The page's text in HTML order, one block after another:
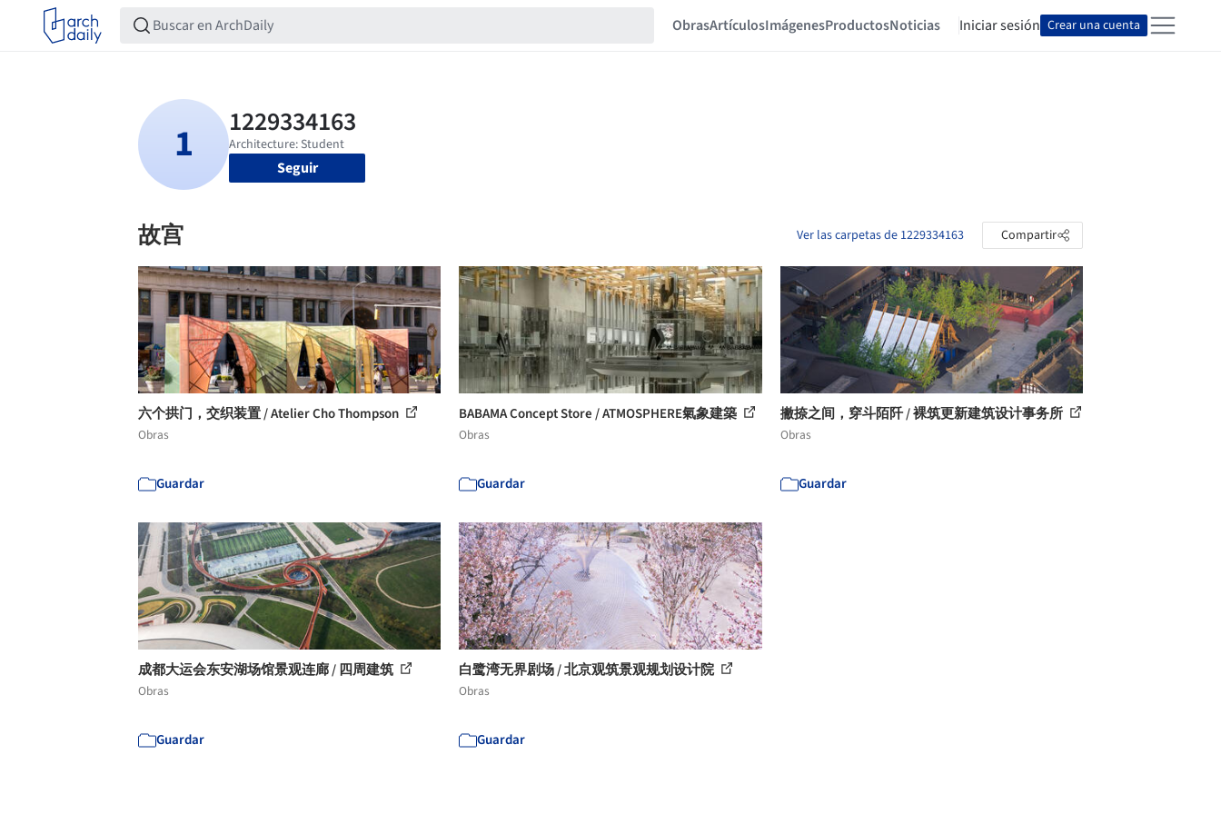
ObrasArtículosImágenesProductosNoticias Iniciar sesión Crear una cuenta
Seguir
故宫 Ver las carpetas de 1229334163 Compartir
六个拱门，交织装置 / Atelier Cho Thompson
Obras
Guardar
BABAMA Concept Store / ATMOSPHERE氣象建築
Obras
Guardar
撇捺之间，穿斗陌阡 / 裸筑更新建筑设计事务所
Obras
Guardar
成都大运会东安湖场馆景观连廊 / 四周建筑
Obras
Guardar
白鹭湾无界剧场 / 北京观筑景观规划设计院
Obras
Guardar